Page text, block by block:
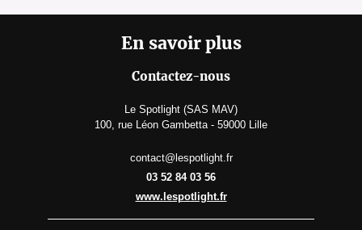
En savoir plus
Contactez-nous
Le Spotlight (SAS MAV)
100, rue Léon Gambetta - 59000 Lille
contact@lespotlight.fr
03 52 84 03 56
www.lespotlight.fr